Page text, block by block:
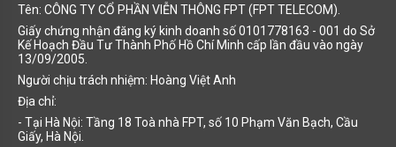
Tên: CÔNG TY CỔ PHẦN VIỄN THÔNG FPT (FPT TELECOM).
Giấy chứng nhận đăng ký kinh doanh số 0101778163 - 001 do Sở
Kế Hoạch Đầu Tư Thành Phố Hồ Chí Minh cấp lần đầu vào ngày
13/09/2005.
Người chịu trách nhiệm: Hoàng Việt Anh
Địa chỉ:
- Tại Hà Nội: Tầng 18 Toà nhà FPT, số 10 Phạm Văn Bạch, Cầu
Giấy, Hà Nội.